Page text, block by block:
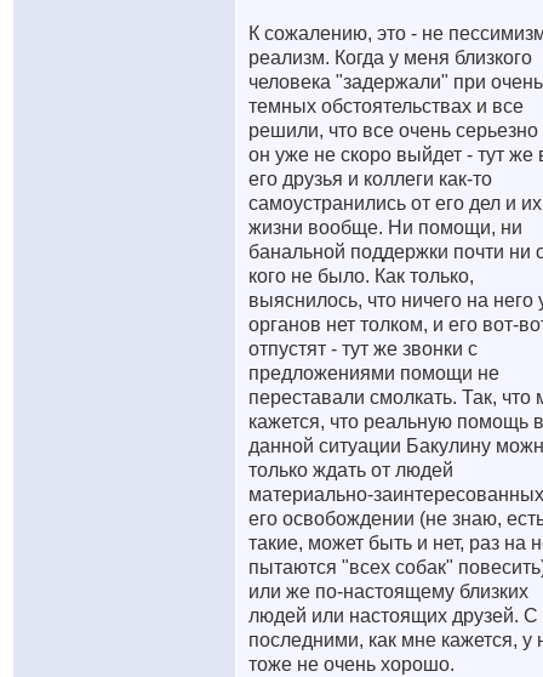
К сожалению, это - не
реализм. Когда у меня близкого
человека "задержали" при очень
темных обстоятельствах и все
решили, что все очень серьезно
он уже не скоро выйдет - тут же
его друзья и коллеги как-то
самоустранились от его дел и
жизни вообще. Ни помощи, ни
банальной поддержки почти ни
кого не было. Как только,
выяснилось, что ничего на него
органов нет толком, и его вот-
отпустят - тут же звонки с
предложениями помощи не
переставали смолкать. Так, что
кажется, что реальную помощь в
данной ситуации Бакулину
только ждать от людей
материально-
его освобождении (не знаю,
такие, может быть и нет, раз на
пытаются "всех собак"
или же по-настоящему близких
людей или настоящих друзей. С
последними, как мне кажется, у
тоже не очень хорошо.